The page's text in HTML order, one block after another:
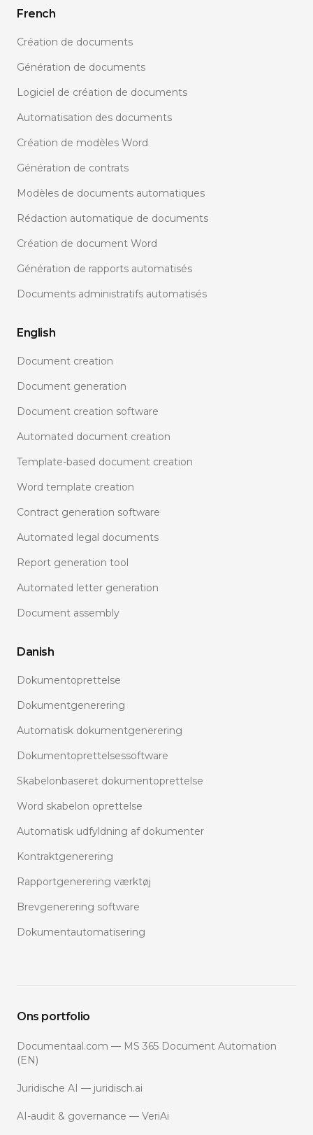
French
Création de documents
Génération de documents
Logiciel de création de documents
Automatisation des documents
Création de modèles Word
Génération de contrats
Modèles de documents automatiques
Rédaction automatique de documents
Création de document Word
Génération de rapports automatisés
Documents administratifs automatisés
English
Document creation
Document generation
Document creation software
Automated document creation
Template-based document creation
Word template creation
Contract generation software
Automated legal documents
Report generation tool
Automated letter generation
Document assembly
Danish
Dokumentoprettelse
Dokumentgenerering
Automatisk dokumentgenerering
Dokumentoprettelsessoftware
Skabelonbaseret dokumentoprettelse
Word skabelon oprettelse
Automatisk udfyldning af dokumenter
Kontraktgenerering
Rapportgenerering værktøj
Brevgenerering software
Dokumentautomatisering
Ons portfolio
Documentaal.com — MS 365 Document Automation
(EN)
Juridische AI — juridisch.ai
AI-audit & governance — VeriAi